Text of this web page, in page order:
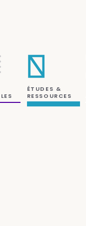
ÉTUDES &
RESSOURCES